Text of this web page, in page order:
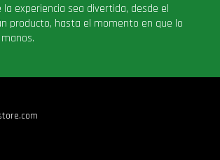
la experiencia sea divertida, desde el
producto, hasta el momento en que lo